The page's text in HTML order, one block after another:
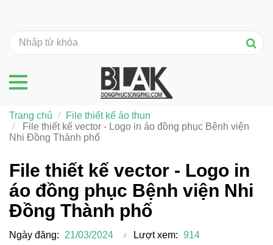
File thiết kế vector - Logo in
áo đồng phục Bệnh viện Nhi
Đồng Thành phố
Ngày đăng: 21/03/2024 Lượt xem: 914
Trang chủ
File thiết kế áo thun
File thiết kế vector - Logo in áo đồng phục Bệnh viện
Nhi Đồng Thành phố